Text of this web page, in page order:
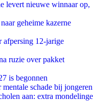
levert nieuwe winnaar op,
geheime kazerne
12-jarige
ruzie over pakket
is begonnen
schade bij jongeren
aan: extra mondelinge